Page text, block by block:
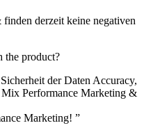
derzeit keine negativen
the product?
der Daten Accuracy,
Performance Marketing &
Marketing! ”